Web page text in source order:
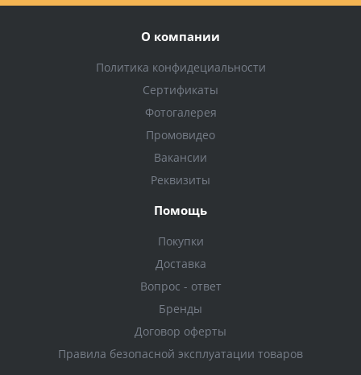
О компании
Политика конфидециальности
Сертификаты
Фотогалерея
Промовидео
Вакансии
Реквизиты
Помощь
Покупки
Доставка
Вопрос - ответ
Бренды
Договор оферты
Правила безопасной эксплуатации товаров